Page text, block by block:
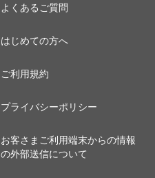
よくあるご質問
はじめての方へ
ご利用規約
プライバシーポリシー
お客さまご利用端末からの情報
の外部送信について